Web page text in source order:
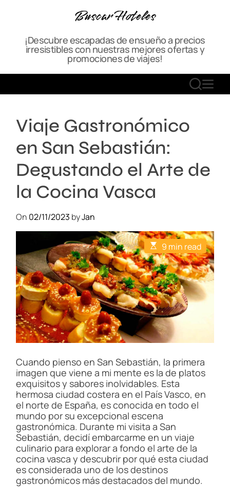
o
Buscar Hoteles
¡Descubre escapadas de ensueño a precios
irresistibles con nuestras mejores ofertas y
promociones de viajes!
S
E
M
E
Viaje Gastronómico
en San Sebastián:
Degustando el Arte de
la Cocina Vasca
On 02/11/2023 byJan
E
s
t
i
m
a
t
e
d
r
e
a
d
i
m
e
9 min read
Cuando pienso en San Sebastián, la primera
imagen que viene a mi mente es la de platos
exquisitos y sabores inolvidables. Esta
hermosa ciudad costera en el País Vasco, en
el norte de España, es conocida en todo el
mundo por su excepcional escena
gastronómica. Durante mi visita a San
Sebastián, decidí embarcarme en un viaje
culinario para explorar a fondo el arte de la
cocina vasca y descubrir por qué esta ciudad
es considerada uno de los destinos
gastronómicos más destacados del mundo.